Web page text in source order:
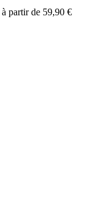
à partir de 59,90 €